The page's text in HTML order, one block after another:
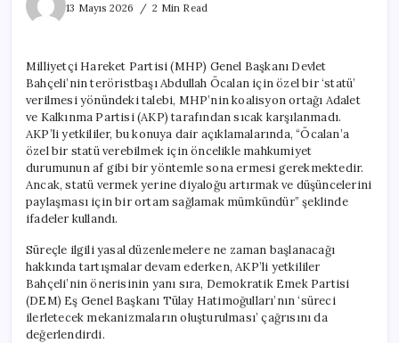
13 Mayıs 2026
2 Min Read
AKP
Tarafından
Olumsuz
Yanıt
Buldu
Milliyetçi Hareket Partisi (MHP) Genel Başkanı Devlet
Bahçeli’nin teröristbaşı Abdullah Öcalan için özel bir ‘statü’
verilmesi yönündeki talebi, MHP’nin koalisyon ortağı Adalet
ve Kalkınma Partisi (AKP) tarafından sıcak karşılanmadı.
AKP’li yetkililer, bu konuya dair açıklamalarında, “Öcalan’a
özel bir statü verebilmek için öncelikle mahkumiyet
durumunun af gibi bir yöntemle sona ermesi gerekmektedir.
Ancak, statü vermek yerine diyaloğu artırmak ve düşüncelerini
paylaşması için bir ortam sağlamak mümkündür” şeklinde
ifadeler kullandı.
Süreçle ilgili yasal düzenlemelere ne zaman başlanacağı
hakkında tartışmalar devam ederken, AKP’li yetkililer
Bahçeli’nin önerisinin yanı sıra, Demokratik Emek Partisi
(DEM) Eş Genel Başkanı Tülay Hatimoğulları’nın ‘süreci
ilerletecek mekanizmaların oluşturulması’ çağrısını da
değerlendirdi.